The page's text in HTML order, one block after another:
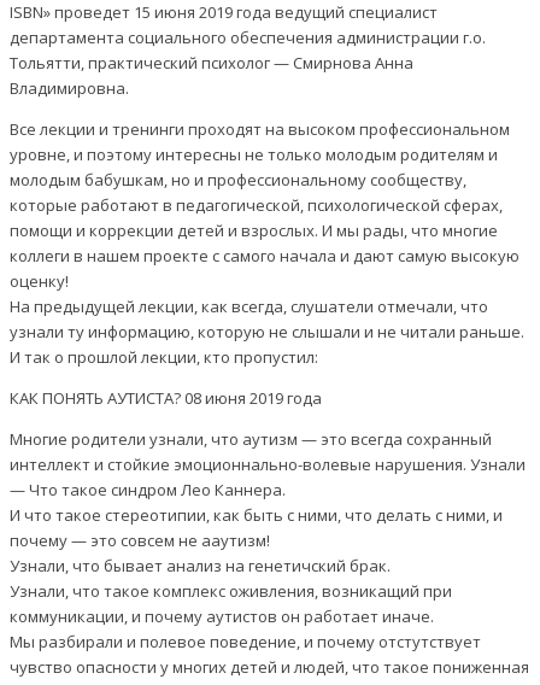
ISBN» проведет 15 июня 2019 года ведущий специалист
департамента социального обеспечения администрации г.о.
Тольятти, практический психолог — Смирнова Анна
Владимировна.
Все лекции и тренинги проходят на высоком профессиональном
уровне, и поэтому интересны не только молодым родителям и
молодым бабушкам, но и профессиональному сообществу,
которые работают в педагогической, психологической сферах,
помощи и коррекции детей и взрослых. И мы рады, что многие
коллеги в нашем проекте с самого начала и дают самую высокую
оценку!
На предыдущей лекции, как всегда, слушатели отмечали, что
узнали ту информацию, которую не слышали и не читали раньше.
И так о прошлой лекции, кто пропустил:
КАК ПОНЯТЬ АУТИСТА? 08 июня 2019 года
Многие родители узнали, что аутизм — это всегда сохранный
интеллект и стойкие эмоционнально-волевые нарушения. Узнали
— Что такое синдром Лео Каннера.
И что такое стереотипии, как быть с ними, что делать с ними, и
почему — это совсем не ааутизм!
Узнали, что бывает анализ на генетичский брак.
Узнали, что такое комплекс оживления, возникащий при
коммуникации, и почему аутистов он работает иначе.
Мы разбирали и полевое поведение, и почему отстутствует
чувство опасности у многих детей и людей, что такое пониженная